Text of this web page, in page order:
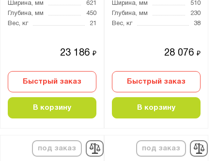
Ширина, мм
621
Глубина, мм
450
Вес, кг
21
23 186₽
Быстрый заказ
В корзину
Ширина, мм
510
Глубина, мм
230
Вес, кг
38
28 076₽
Быстрый заказ
В корзину
под заказ под заказ
Борт платформы:
Размер платформы:
210x100x105
260x230x105
300x250x115
310x255x105
360x220x115